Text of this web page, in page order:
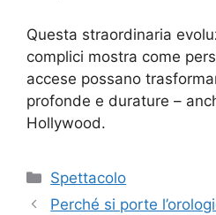
Questa straordinaria
complici mostra come
accese possano
profonde e durature –
Hollywood.
Categorie
Spettacolo
Perché si porte